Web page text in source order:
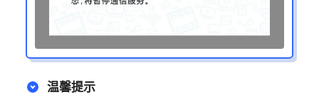
温馨提示